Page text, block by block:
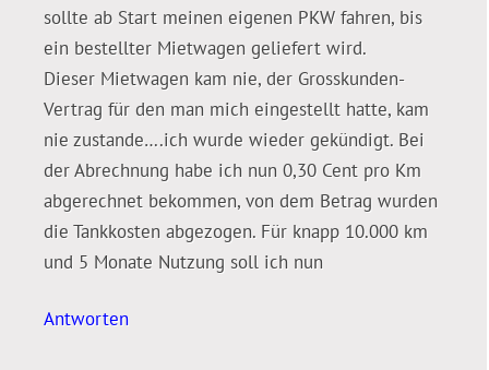
sollte ab Start meinen eigenen PKW fahren, bis
ein bestellter Mietwagen geliefert wird.
Dieser Mietwagen kam nie, der Grosskunden-
Vertrag für den man mich eingestellt hatte, kam
nie zustande….ich wurde wieder gekündigt. Bei
der Abrechnung habe ich nun 0,30 Cent pro Km
abgerechnet bekommen, von dem Betrag wurden
die Tankkosten abgezogen. Für knapp 10.000 km
und 5 Monate Nutzung soll ich nun
Antworten